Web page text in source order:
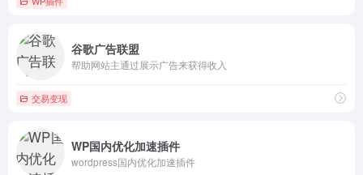
谷歌广告联盟
帮助网站主通过展示广告来获得收入
交易变现
WP国内优化加速插件
wordpress国内优化加速插件